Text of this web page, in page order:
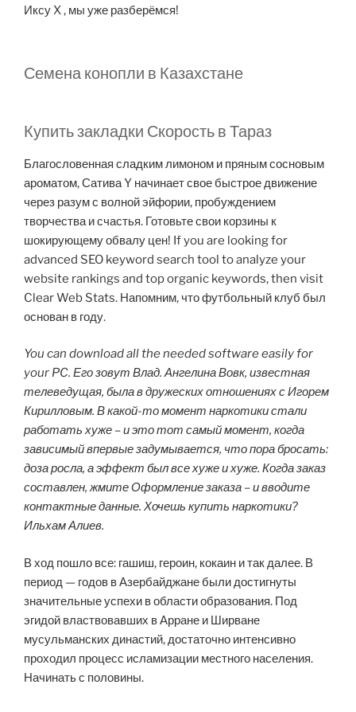
Иксу X , мы уже разберёмся!
Семена конопли в Казахстане
Купить закладки Скорость в Тараз
Благословенная сладким лимоном и пряным сосновым
ароматом, Сатива Y начинает свое быстрое движение
через разум с волной эйфории, пробуждением
творчества и счастья. Готовьте свои корзины к
шокирующему обвалу цен! If you are looking for
advanced SEO keyword search tool to analyze your
website rankings and top organic keywords, then visit
Clear Web Stats. Напомним, что футбольный клуб был
основан в году.
You can download all the needed software easily for
your PC. Его зовут Влад. Ангелина Вовк, известная
телеведущая, была в дружеских отношениях с Игорем
Кирилловым. В какой-то момент наркотики стали
работать хуже – и это тот самый момент, когда
зависимый впервые задумывается, что пора бросать:
доза росла, а эффект был все хуже и хуже. Когда заказ
составлен, жмите Оформление заказа – и вводите
контактные данные. Хочешь купить наркотики?
Ильхам Алиев.
В ход пошло все: гашиш, героин, кокаин и так далее. В
период — годов в Азербайджане были достигнуты
значительные успехи в области образования. Под
эгидой властвовавших в Арране и Ширване
мусульманских династий, достаточно интенсивно
проходил процесс исламизации местного населения.
Начинать с половины.